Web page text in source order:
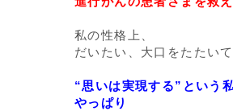
私の性格上、
だいたい、大口をたたい
“思いは実現する”という
やっぱり